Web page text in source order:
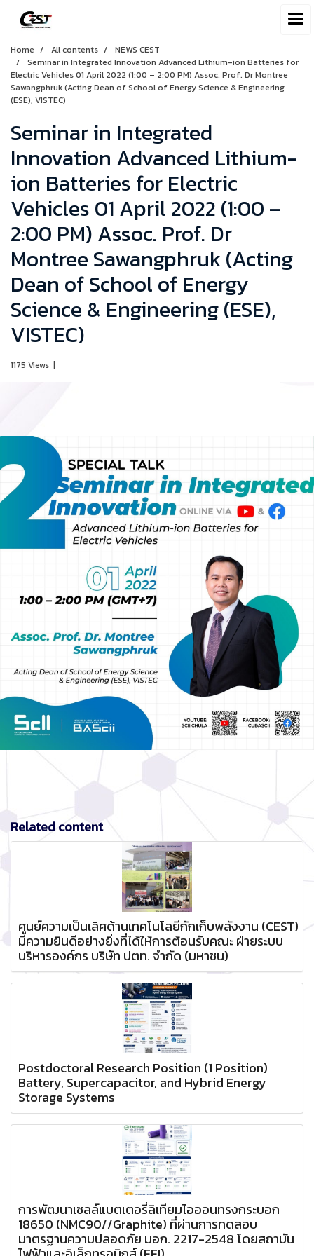
Home All contents
NEWS CEST
Seminar in Integrated Innovation Advanced Lithium-ion Batteries for
Electric Vehicles 01 April 2022 (1:00 – 2:00 PM) Assoc. Prof. Dr Montree
Sawangphruk (Acting Dean of School of Energy Science & Engineering
(ESE), VISTEC)
Seminar in Integrated
Innovation Advanced Lithium-
ion Batteries for Electric
Vehicles 01 April 2022 (1:00 –
2:00 PM) Assoc. Prof. Dr
Montree Sawangphruk (Acting
Dean of School of Energy
Science & Engineering (ESE),
VISTEC)
1175 Views |
Related content
ศูนย์ความเป็นเลิศด้านเทคโนโลยีกักเก็บพลังงาน (CEST)
มีความยินดีอย่างยิ่งที่ได้ให้การต้อนรับคณะ ฝ่ายระบบ
บริหารองค์กร บริษัท ปตท. จำกัด (มหาชน)
Postdoctoral Research Position (1 Position)
Battery, Supercapacitor, and Hybrid Energy
Storage Systems
การพัฒนาเซลล์แบตเตอรี่ลิเทียมไอออนทรงกระบอก
18650 (NMC90//Graphite) ที่ผ่านการทดสอบ
มาตรฐานความปลอดภัย มอก. 2217-2548 โดยสถาบัน